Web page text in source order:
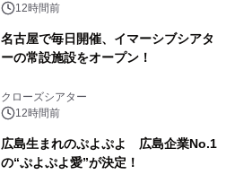
12時間前
名古屋で毎日開催、イマーシブシアタ
ーの常設施設をオープン！
クローズシアター
12時間前
広島生まれのぷよぷよ 広島企業No.1
の“ぷよぷよ愛”が決定！